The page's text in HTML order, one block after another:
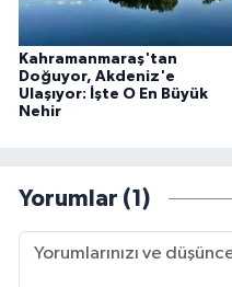
Kahramanmaraş'tan
Doğuyor, Akdeniz'e
Ulaşıyor: İşte O En Büyük
Nehir
Yorumlar (1)